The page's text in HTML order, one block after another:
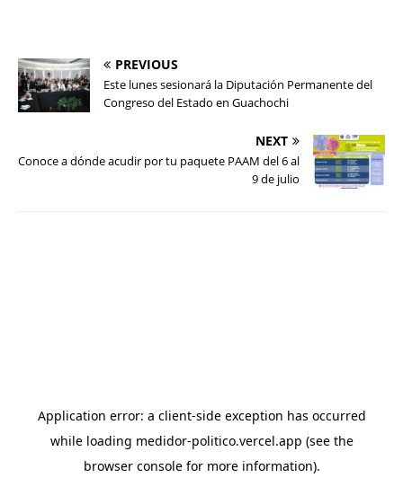
PREVIOUS
Este lunes sesionará la Diputación Permanente del
Congreso del Estado en Guachochi
NEXT
Conoce a dónde acudir por tu paquete PAAM del 6 al
9 de julio